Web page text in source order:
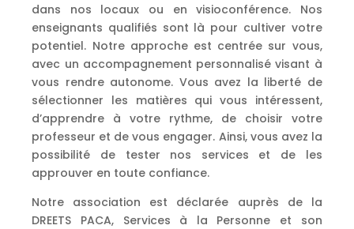
dans nos locaux ou en visioconférence. Nos
enseignants qualifiés sont là pour cultiver votre
potentiel. Notre approche est centrée sur vous,
avec un accompagnement personnalisé visant à
vous rendre autonome. Vous avez la liberté de
sélectionner les matières qui vous intéressent,
d’apprendre à votre rythme, de choisir votre
professeur et de vous engager. Ainsi, vous avez la
possibilité de tester nos services et de les
approuver en toute confiance.
Notre association est déclarée auprès de la
DREETS PACA, Services à la Personne et son